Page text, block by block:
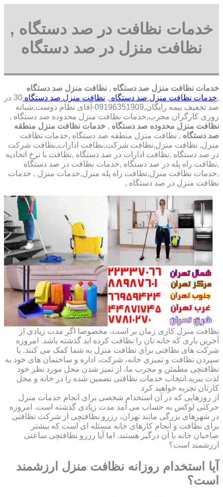
خدمات نظافت در صد دستگاه ,
نظافت منزل در صد دستگاه
خدمات نظافت منزل صد دستگاه , نظافت منزل صد دستگاه
,خدمات نظافت منزل صد دستگاه , نظافت منزل صد دستگاه
30 در
صد تخفیف بیمه رایگان,09196351909-آقای نظام دوست,شبانه
روزی کارگران مجرب,خدمات نظافت منزل محدوده صد دستگاه ,
نظافت منزل محدوده صد دستگاه , خدمات نظافت منزل منطقه
صد دستگاه , نظافت منزل منطقه صد دستگاه ,خدمات نظافت
منزل, نظافت منزل,نظافت شرکت,نظافت ادارات,نظافت شرکت
در صد دستگاه ,نظافت ادارات در صد دستگاه ,نظافت با نرخ اتحادیه
,نظافت راه پله در صد دستگاه ,خدمات نظافت در صد دستگاه
,خدمات نظافت منزل,نظافت راه پله منزل,خدمات منزل , خدمات
نظافت منزل در صد دستگاه ,
نظافت منزل کاری زمان بر است، مخصوصا اگر مدت زیادی از
آخرین باری که خانه تان را نظافت کرده اید گذشته باشد. امروزه
شرکت های نظافتی برای نظافت منزل به شما کمک می کنند. با
سپردن نظافت و تمیزی خانه، شرکت، اداره و ساختمان های خود به
نظافتچی مطمئن و مجرب ما، از تمیز شدن محل مورد نظر خود
لذت ببرید.انتخاب خدمات نظافتی تضمین شده را در خانه و محل
کارتان تجربه خواهید کرد
از روزهایی که در آن استخدام شخصی برای انجام خدمات منزل
حرکتی لوکس به حساب می آمد مدت زیادی گذشته است. امروزه
در شهرهای بزرگی مانند تهران، رزرو نظافتچی از شرکت نظافتی
برای نظافت و انجام کارهای خانه مسئله ای است که بیشتر
صاحبان خانه با آن درگیر هستند. اما آیا رزرو نظافتچی ساعتی
ارزشمند است؟
آیا استخدام روزانه نظافت منزل ارزشمند
است؟